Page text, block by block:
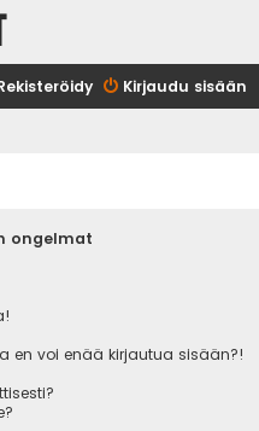
Kirjaudu sisään
ongelmat
en voi enää kirjautua sisään?!